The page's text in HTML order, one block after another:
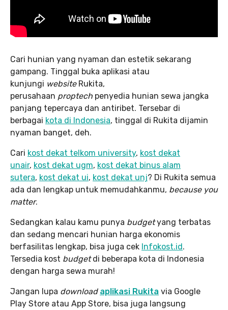
Cari hunian yang nyaman dan estetik sekarang
gampang. Tinggal buka aplikasi atau
kunjungi websiteRukita,
perusahaan proptech penyedia hunian sewa jangka
panjang tepercaya dan antiribet. Tersebar di
berbagai kota di Indonesia, tinggal di Rukita dijamin
nyaman banget, deh.
Cari kost dekat telkom university, kost dekat
unair, kost dekat ugm, kost dekat binus alam
sutera, kost dekat ui, kost dekat unj? Di Rukita semua
ada dan lengkap untuk memudahkanmu, because you
matter.
Sedangkan kalau kamu punya budgetyang terbatas
dan sedang mencari hunian harga ekonomis
berfasilitas lengkap, bisa juga cek Infokost.id.
Tersedia kost budgetdi beberapa kota di Indonesia
dengan harga sewa murah!
Jangan lupa download aplikasi Rukita via Google
Play Store atau App Store, bisa juga langsung